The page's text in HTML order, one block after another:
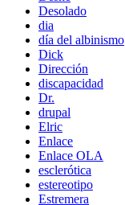
Desolado
dia
día del albinismo
Dick
Dirección
discapacidad
Dr.
drupal
Elric
Enlace
Enlace OLA
esclerótica
estereotipo
Estremera